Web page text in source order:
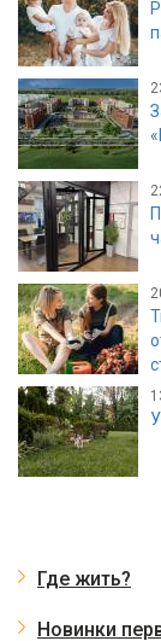
Где жить?
Новинки